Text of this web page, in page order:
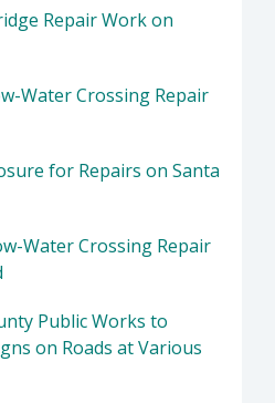
Repair Work on
Water Crossing Repair
for Repairs on Santa
Water Crossing Repair
Public Works to
on Roads at Various